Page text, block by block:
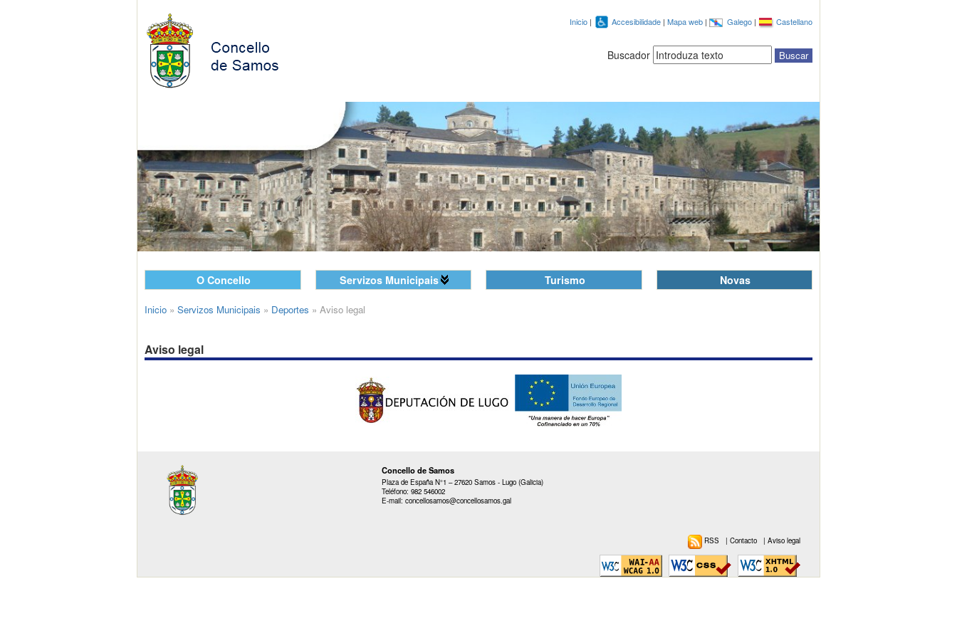
Inicio | Accesibilidade | Mapa web | Galego | Castellano
Buscador
O Concello Servizos Municipais Turismo Novas
Inicio » Servizos Municipais » Deportes » Aviso legal
Aviso legal
Concello de Samos
Plaza de España N°1 – 27620 Samos - Lugo (Galicia)
Teléfono: 982 546002
E-mail: concellosamos@concellosamos.gal
RSS |Contacto |Aviso legal